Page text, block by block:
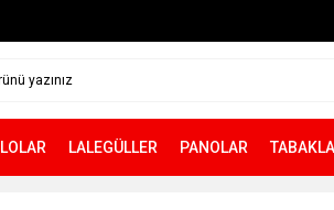
LALEGÜLLER PANOLAR